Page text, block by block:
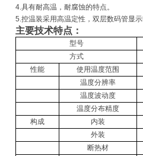
4.具有耐高温，耐腐蚀的特点。
5.控温装采用高温定性，双层数码管显示
主要技术特点：
型号
方式
性能
使用温度范围
温度分辨率
温度波动度
温度分布精度
构成
内装
外装
断热材